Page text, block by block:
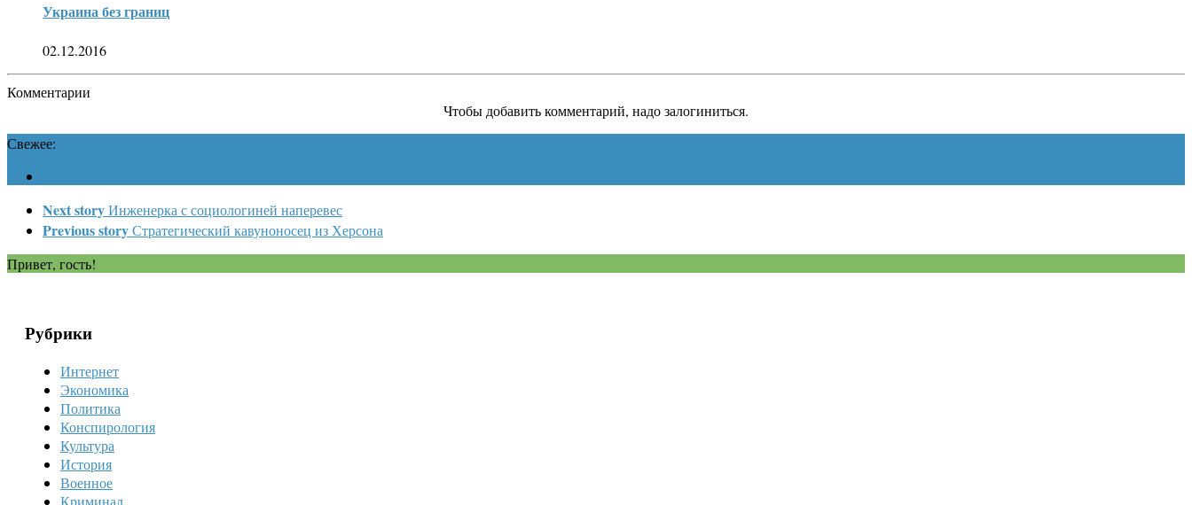
Украина без границ
02.12.2016
Комментарии
Чтобы добавить комментарий, надо залогиниться.
Свежее:
Next storyИнженерка с социологиней наперевес
Previous storyСтратегический кавуноносец из Херсона
Привет, гость!
Рубрики
Интернет
Экономика
Политика
Конспирология
Культура
История
Военное
Криминал